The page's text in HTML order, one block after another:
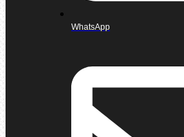
WhatsApp